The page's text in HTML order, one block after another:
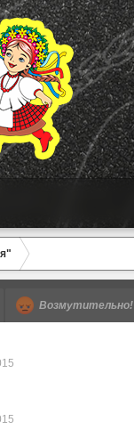
Возмутительно!